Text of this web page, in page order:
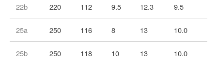
22b 220 112 9.5 12.3 9.5
25a 250 116 8 13 10.0
25b 250 118 10 13 10.0